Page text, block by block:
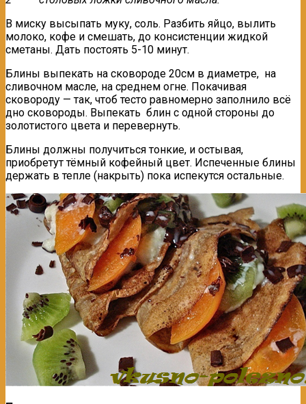
В миску высыпать муку, соль. Разбить яйцо, вылить
молоко, кофе и смешать, до консистенции жидкой
сметаны. Дать постоять 5-10 минут.
Блины выпекать на сковороде 20см в диаметре, на
сливочном масле, на среднем огне. Покачивая
сковороду — так, чтоб тесто равномерно заполнило всё
дно сковороды. Выпекать блин с одной стороны до
золотистого цвета и перевернуть.
Блины должны получиться тонкие, и остывая,
приобретут тёмный кофейный цвет. Испеченные блины
держать в тепле (накрыть) пока испекутся остальные.